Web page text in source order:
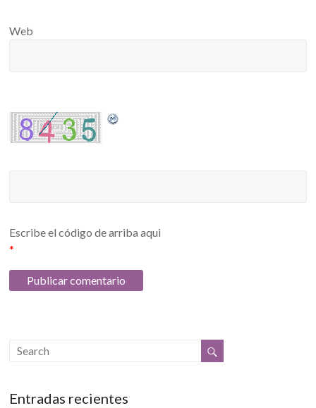
Web
Escribe el código de arriba aqui
*
Entradas recientes